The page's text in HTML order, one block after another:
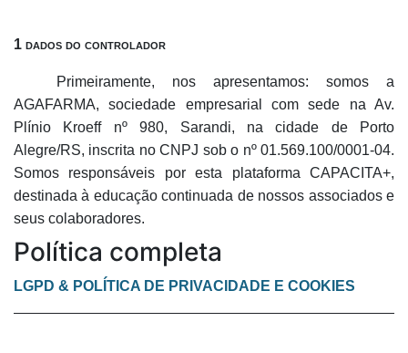
1 dados do controlador
Primeiramente, nos apresentamos: somos a
AGAFARMA, sociedade empresarial com sede na Av.
Plínio Kroeff nº 980, Sarandi, na cidade de Porto
Alegre/RS, inscrita no CNPJ sob o nº 01.569.100/0001-04.
Somos responsáveis por esta plataforma CAPACITA+,
destinada à educação continuada de nossos associados e
seus colaboradores.
Política completa
LGPD & POLÍTICA DE PRIVACIDADE E COOKIES